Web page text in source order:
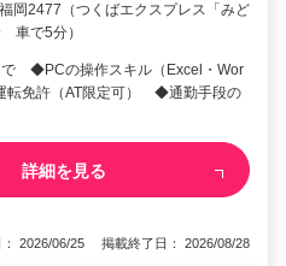
岡2477（つくばエクスプレス「みど
車で5分）
◆PCの操作スキル（Excel・Wor
免許（AT限定可） ◆通勤手段の
詳細を見る
： 2026/06/25 掲載終了日： 2026/08/28